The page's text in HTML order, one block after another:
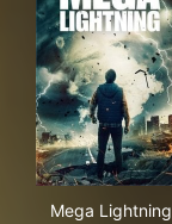
Mega Lightning